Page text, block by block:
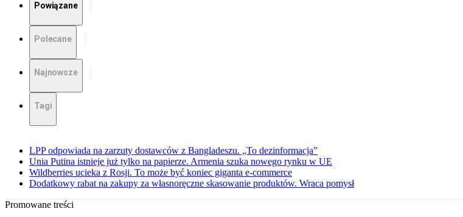
Powiązane
Polecane
Najnowsze
Tagi
LPP odpowiada na zarzuty dostawców z Bangladeszu. „To dezinformacja”
Unia Putina istnieje już tylko na papierze. Armenia szuka nowego rynku w UE
Wildberries ucieka z Rosji. To może być koniec giganta e-commerce
Dodatkowy rabat na zakupy za własnoręczne skasowanie produktów. Wraca pomysł
Promowane treści